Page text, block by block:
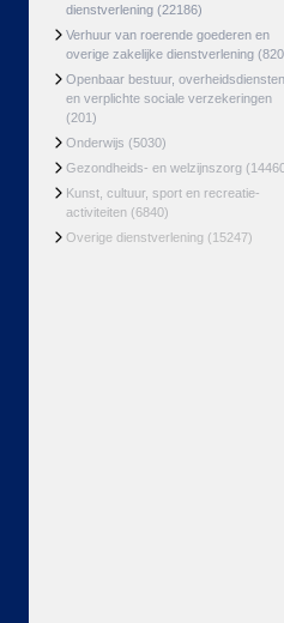
dienstverlening (22186)
Verhuur van roerende goederen en
overige zakelijke dienstverlening
Openbaar bestuur, overheidsdiensten
en verplichte sociale verzekeringen
(201)
Onderwijs (5030)
Gezondheids- en welzijnszorg
Kunst, cultuur, sport en recreatie-
activiteiten (6840)
Overige dienstverlening (15247)